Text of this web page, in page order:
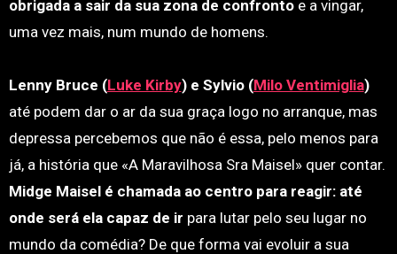
obrigada a sair da sua zona de confrontoe a vingar,
uma vez mais, num mundo de homens.
Lenny Bruce (Luke Kirby) e Sylvio (Milo Ventimiglia)
até podem dar o ar da sua graça logo no arranque, mas
depressa percebemos que não é essa, pelo menos para
já, a história que «A Maravilhosa Sra Maisel» quer contar.
Midge Maisel é chamada ao centro para reagir: até
onde será ela capaz de ir para lutar pelo seu lugar no
mundo da comédia? De que forma vai evoluir a sua